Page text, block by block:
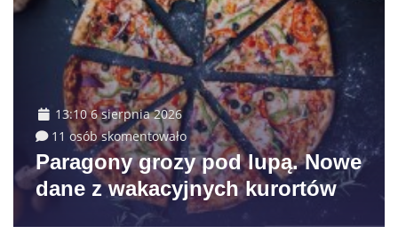
13:10 6 sierpnia 2026
11 osób skomentowało
Paragony grozy pod lupą. Nowe
dane z wakacyjnych kurortów